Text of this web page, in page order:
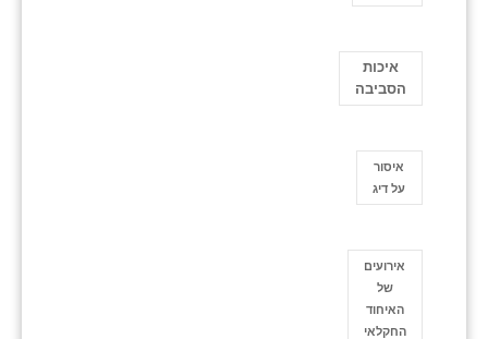
איכות
הסביבה
איסור
על דיג
אירועים
של
האיחוד
החקלאי